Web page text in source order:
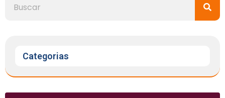
Categorias